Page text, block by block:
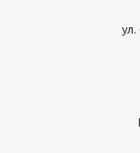
ул.